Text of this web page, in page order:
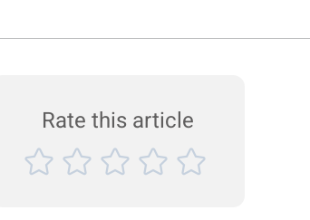
Rate this article